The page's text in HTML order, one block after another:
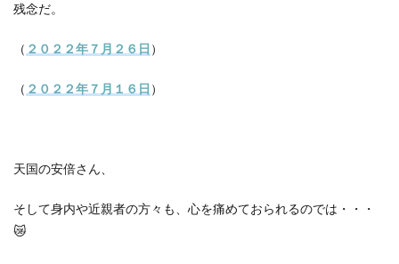
残念だ。
（ ２０２２年７月２６日 ）
（ ２０２２年７月１６日 ）
天国の安倍さん、
そして身内や近親者の方々も、心を痛めておられるのでは・・・
😿